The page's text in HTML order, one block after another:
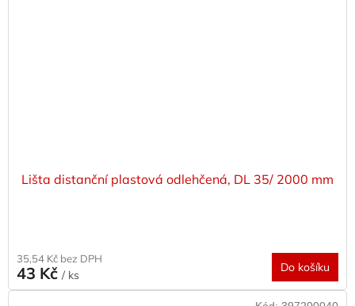
Lišta distanční plastová odlehčená, DL 35/ 2000 mm
35,54 Kč bez DPH
43 Kč / ks
Do košíku